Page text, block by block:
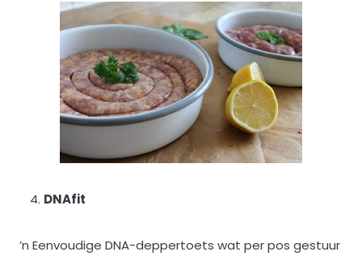
DNAfit
’n Eenvoudige DNA-deppertoets wat per pos gestuur